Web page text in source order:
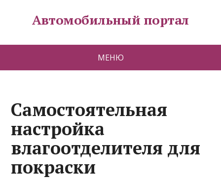
Автомобильный портал
МЕНЮ
Самостоятельная
настройка
влагоотделителя для
покраски